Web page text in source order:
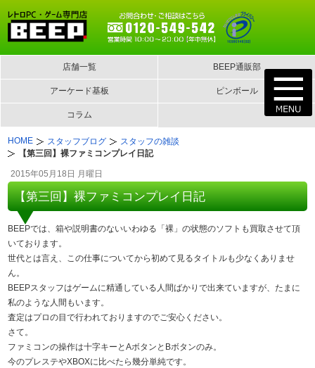
店舗一覧 BEEP通販部
アーケード基板 ピンボール
コラム
HOME スタッフブログ
スタッフの雑談
【第三回】裸ファミコンプレイ日記
2015年05月18日 月曜日
【第三回】裸ファミコンプレイ日記
BEEPでは、箱や説明書のないいわゆる「裸」の状態のソフトも買取させて頂
いております。
世代とは言え、この仕事についてから初めて見るタイトルも少なくありませ
ん。
BEEPスタッフはゲームに精通している人間ばかりで出来ていますが、たまに
私のような人間もいます。
査定はプロの目で行われておりますのでご安心ください。
さて。
ファミコンの操作は十字キーとAボタンとBボタンのみ。
今のプレステやXBOXに比べたら幾分単純です。